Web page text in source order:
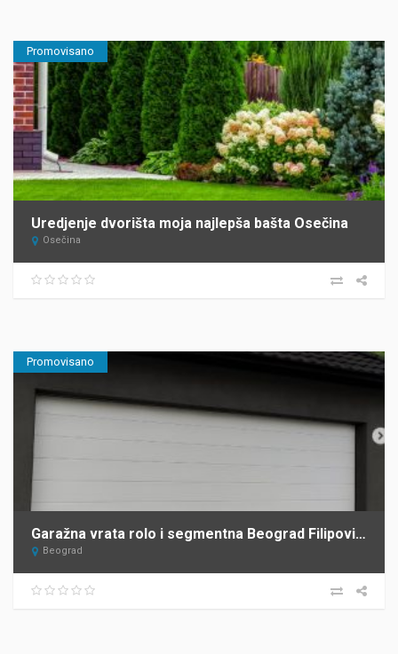
Promovisano
Uredjenje dvorišta moja najlepša bašta Osečina
Osečina
Promovisano
Garažna vrata rolo i segmentna Beograd Filipović Mont
Beograd